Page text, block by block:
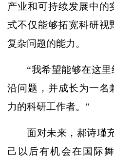
产业和可持续发展中的
式不仅能够拓宽科研视
复杂问题的能力。
“我希望能够在这
沿问题，并成长为一名
力的科研工作者。”
面对未来，郝诗瑾
己以后有机会在国际